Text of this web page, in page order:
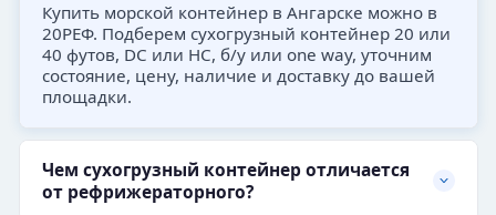
Купить морской контейнер в Ангарске можно в
20РЕФ. Подберем сухогрузный контейнер 20 или
40 футов, DC или HC, б/у или one way, уточним
состояние, цену, наличие и доставку до вашей
площадки.
Чем сухогрузный контейнер отличается
от рефрижераторного?